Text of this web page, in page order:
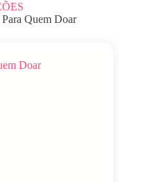
Quem Doar